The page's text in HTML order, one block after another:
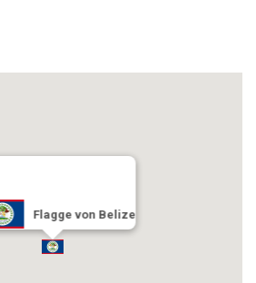
Flagge von Belize